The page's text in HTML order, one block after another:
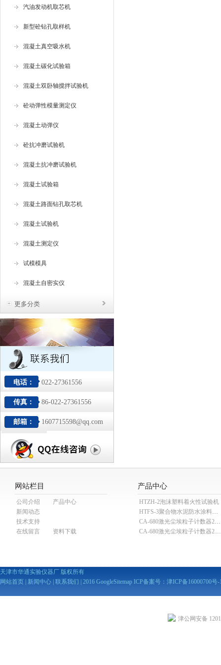
汽油发动机取芯机
新型砼钻孔取样机
混凝土真空吸水机
混凝土碳化试验箱
混凝土双卧轴搅拌试验机
砼动弹性模量测定仪
混凝土动弹仪
砼抗冲磨试验机
混凝土抗冲磨试验机
混凝土试验箱
混凝土路面钻孔取芯机
混凝土试验机
混凝土测定仪
试模模具
混凝土自密实仪
更多分类
电话： 022-27361556
传真： 86-022-27361556
邮箱： 1607715598@qq.com
网站栏目
公司介绍
产品中心
新闻动态
技术支持
在线留言
资料下载
产品中心
HTZH-2泡沫塑料着火性试验机
HTFS-3聚合物水泥防水涂料分散机
CA-680激光尘埃粒子计数器28.3L
CA-680激光尘埃粒子
天津市华通实验仪器厂 版权所有
网站首页
新闻中心 联系我们 | 2016 GoogleSitemap ICP备案号： 津ICP备16000700号-
津公网安备